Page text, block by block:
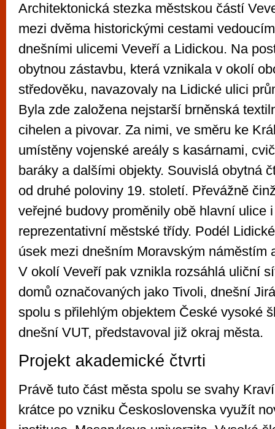
Architektonická stezka městskou částí
mezi dvěma historickými cestami
dnešními ulicemi Veveří a Lidickou. Na
obytnou zástavbu, která vznikala v okolí
středověku, navazovaly na Lidické ulici
Byla zde založena nejstarší brněnská
cihelen a pivovar. Za nimi, ve směru ke
umístěny vojenské areály s kasárnami,
baráky a dalšími objekty. Souvislá obytná
od druhé poloviny 19. století. Převážně
veřejné budovy proměnily obě hlavní ulice
reprezentativní městské třídy. Podél
úsek mezi dnešním Moravským náměstím
V okolí Veveří pak vznikla rozsáhlá uliční
domů označovaných jako Tivoli, dnešní
spolu s přilehlým objektem České vysoké
dnešní VUT, představoval již okraj města.
Projekt akademické čtvrti
Právě tuto část města spolu se svahy
krátce po vzniku Československa využít